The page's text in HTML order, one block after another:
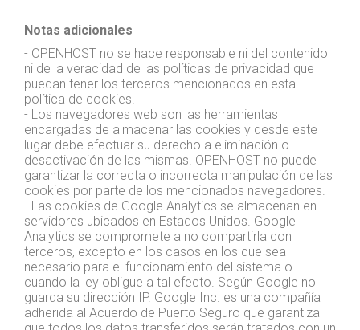
Notas adicionales
- OPENHOST no se hace responsable ni del contenido
ni de la veracidad de las políticas de privacidad que
puedan tener los terceros mencionados en esta
política de cookies.
- Los navegadores web son las herramientas
encargadas de almacenar las cookies y desde este
lugar debe efectuar su derecho a eliminación o
desactivación de las mismas. OPENHOST no puede
garantizar la correcta o incorrecta manipulación de las
cookies por parte de los mencionados navegadores.
- Las cookies de Google Analytics se almacenan en
servidores ubicados en Estados Unidos. Google
Analytics se compromete a no compartirla con
terceros, excepto en los casos en los que sea
necesario para el funcionamiento del sistema o
cuando la ley obligue a tal efecto. Según Google no
guarda su dirección IP. Google Inc. es una compañía
adherida al Acuerdo de Puerto Seguro que garantiza